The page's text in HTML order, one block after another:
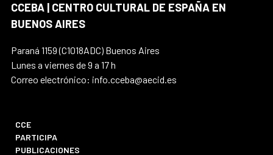
CCEBA | CENTRO CULTURAL DE ESPAÑA EN
BUENOS AIRES
Paraná 1159 (C1018ADC) Buenos Aires
Lunes a viernes de 9 a 17 h
Correo electrónico: info.cceba@aecid.es
CCE
PARTICIPA
PUBLICACIONES